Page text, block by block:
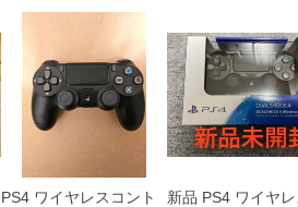
PS4 ワイヤレスコント
新品 PS4 ワイヤ